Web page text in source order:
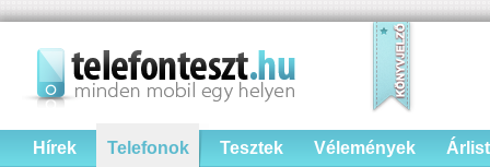
Hírek Telefonok Tesztek Vélemények